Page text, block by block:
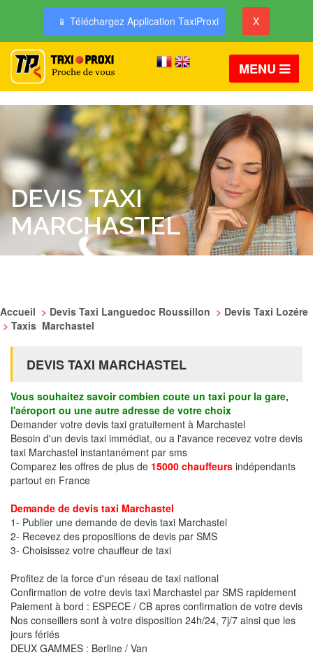
📱 Téléchargez Application TaxiProxi X
MENU
DEVIS TAXI
MARCHASTEL
Accueil > Devis Taxi Languedoc Roussillon > Devis Taxi Lozére
> Taxis Marchastel
DEVIS TAXI MARCHASTEL
Vous souhaitez savoir combien coute un taxi pour la gare,
l'aéroport ou une autre adresse de votre choix
Demander votre devis taxi gratuitement à Marchastel
Besoin d'un devis taxi immédiat, ou a l'avance recevez votre devis
taxi Marchastel instantanément par sms
Comparez les offres de plus de 15000 chauffeurs indépendants
partout en France
Demande de devis taxi Marchastel
1- Publier une demande de devis taxi Marchastel
2- Recevez des propositions de devis par SMS
3- Choisissez votre chauffeur de taxi
Profitez de la force d'un réseau de taxi national
Confirmation de votre devis taxi Marchastel par SMS rapidement
Paiement à bord : ESPECE / CB apres confirmation de votre devis
Nos conseillers sont à votre disposition 24h/24, 7j/7 ainsi que les
jours fériés
DEUX GAMMES : Berline / Van